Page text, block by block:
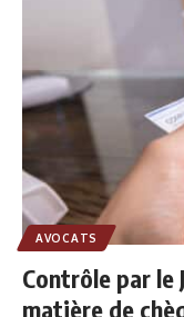
AVOCATS
Contrôle par le
matière de